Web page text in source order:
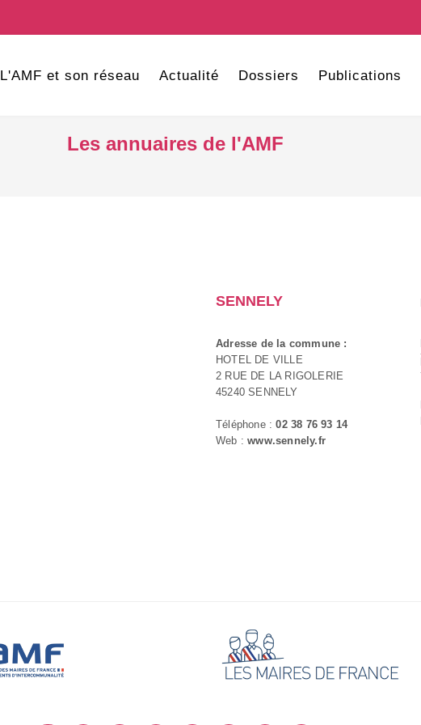
L'AMF et son réseau Actualité Dossiers Publications
Les annuaires de l'AMF
SENNELY
Adresse de la commune :
HOTEL DE VILLE
2 RUE DE LA RIGOLERIE
45240 SENNELY
Téléphone :02 38 76 93 14
Web :www.sennely.fr